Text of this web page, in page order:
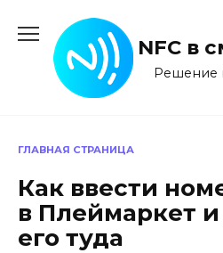
содержанию
NFC в
Решение
ГЛАВНАЯ СТРАНИЦА
Как ввести
в Плеймаркет
его туда